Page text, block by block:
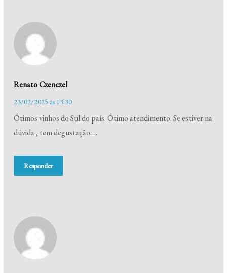
Renato Czenczel
23/02/2025 às 13:30
Ótimos vinhos do Sul do país. Ótimo atendimento. Se estiver na
dúvida , tem degustação….
Responder